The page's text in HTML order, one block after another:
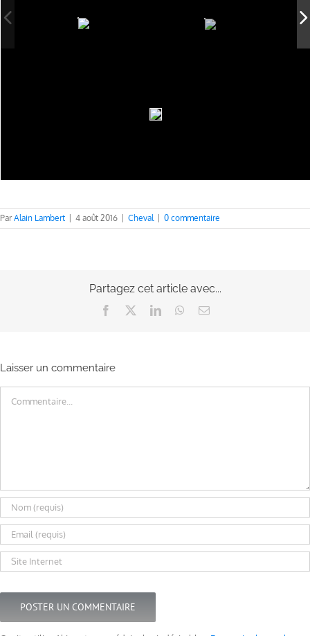
ParAlain Lambert 4 août 2016 Cheval 0 commentaire
Partagez cet article avec...
Facebook LinkedInWhatsApp
Email
Laisser un commentaire